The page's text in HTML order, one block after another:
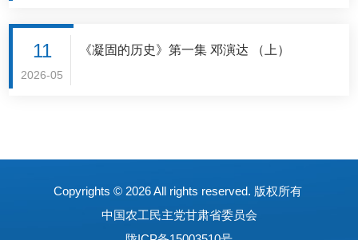
11
2026-05
《凝固的历史》第一集 邓演达 （上）
Copyrights © 2026 All rights reserved. 版权所有
中国农工民主党甘肃省委员会